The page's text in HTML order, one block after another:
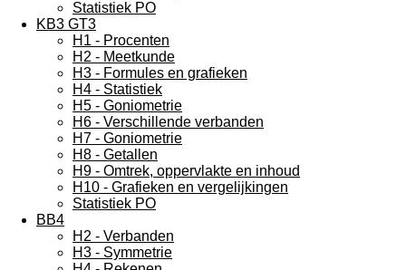
Statistiek PO
KB3 GT3
H1 - Procenten
H2 - Meetkunde
H3 - Formules en grafieken
H4 - Statistiek
H5 - Goniometrie
H6 - Verschillende verbanden
H7 - Goniometrie
H8 - Getallen
H9 - Omtrek, oppervlakte en inhoud
H10 - Grafieken en vergelijkingen
Statistiek PO
BB4
H2 - Verbanden
H3 - Symmetrie